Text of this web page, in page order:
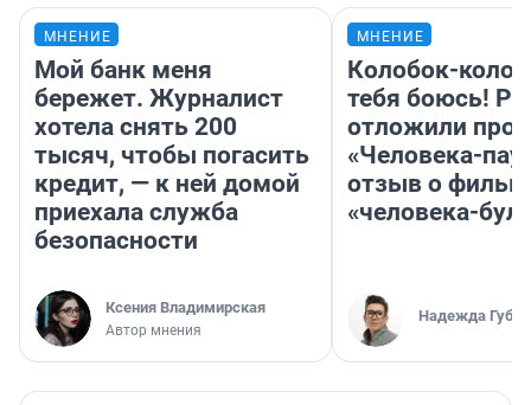
МНЕНИЕ
Мой банк меня
бережет. Журналист
хотела снять 200
тысяч, чтобы погасить
кредит, — к ней домой
приехала служба
безопасности
Ксения Владимирская
Автор мнения
МНЕНИЕ
Колобок-
тебя боюсь!
отложили
«Человека-
отзыв о
«человека-
Надежда